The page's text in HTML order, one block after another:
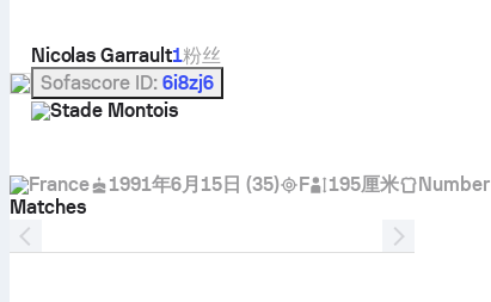
Nicolas Garrault1粉丝
Sofascore ID: 6i8zj6
Stade Montois
France 1991年6月15日 (35) F 195厘米
Number
Matches